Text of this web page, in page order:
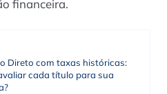
financeira.
Direto com taxas históricas:
cada título para sua